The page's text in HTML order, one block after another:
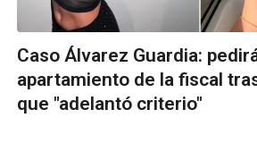
Caso Álvarez Guardia:
apartamiento de la fiscal
que "adelantó criterio"